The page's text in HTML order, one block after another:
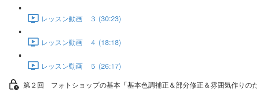
レッスン動画 ３ (30:23)
レッスン動画 ４ (18:18)
レッスン動画 ５ (26:17)
第２回 フォトショップの基本「基本色調補正＆部分修正＆雰囲気作りの